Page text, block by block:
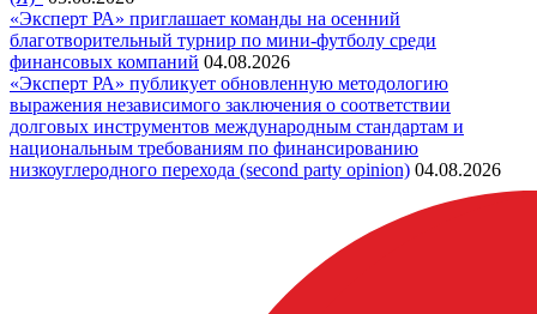
«Эксперт РА» приглашает команды на осенний
благотворительный турнир по мини-футболу среди
финансовых компаний 04.08.2026
«Эксперт РА» публикует обновленную методологию
выражения независимого заключения о соответствии
долговых инструментов международным стандартам и
национальным требованиям по финансированию
низкоуглеродного перехода (second party opinion) 04.08.2026